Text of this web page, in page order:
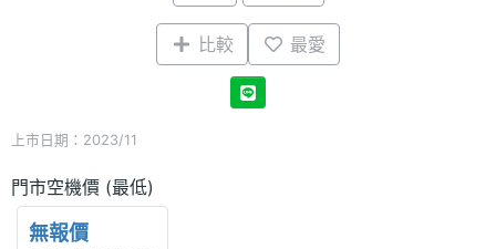
比較 最愛
上市日期：2023/11
門市空機價 (最低)
無報價